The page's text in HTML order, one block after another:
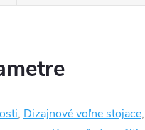
, Dizajnové voľne stojace,